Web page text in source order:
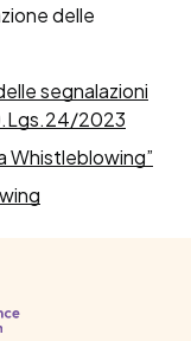
delle
segnalazioni
2023
Whistleblowing”